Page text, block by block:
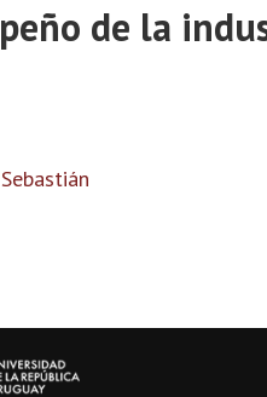
de la